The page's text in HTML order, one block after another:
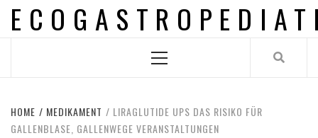
Skip
Menu
HOME MEDIKAMENT
LIRAGLUTIDE UPS DAS RISIKO FÜR
GALLENBLASE, GALLENWEGE VERANSTALTUNGEN